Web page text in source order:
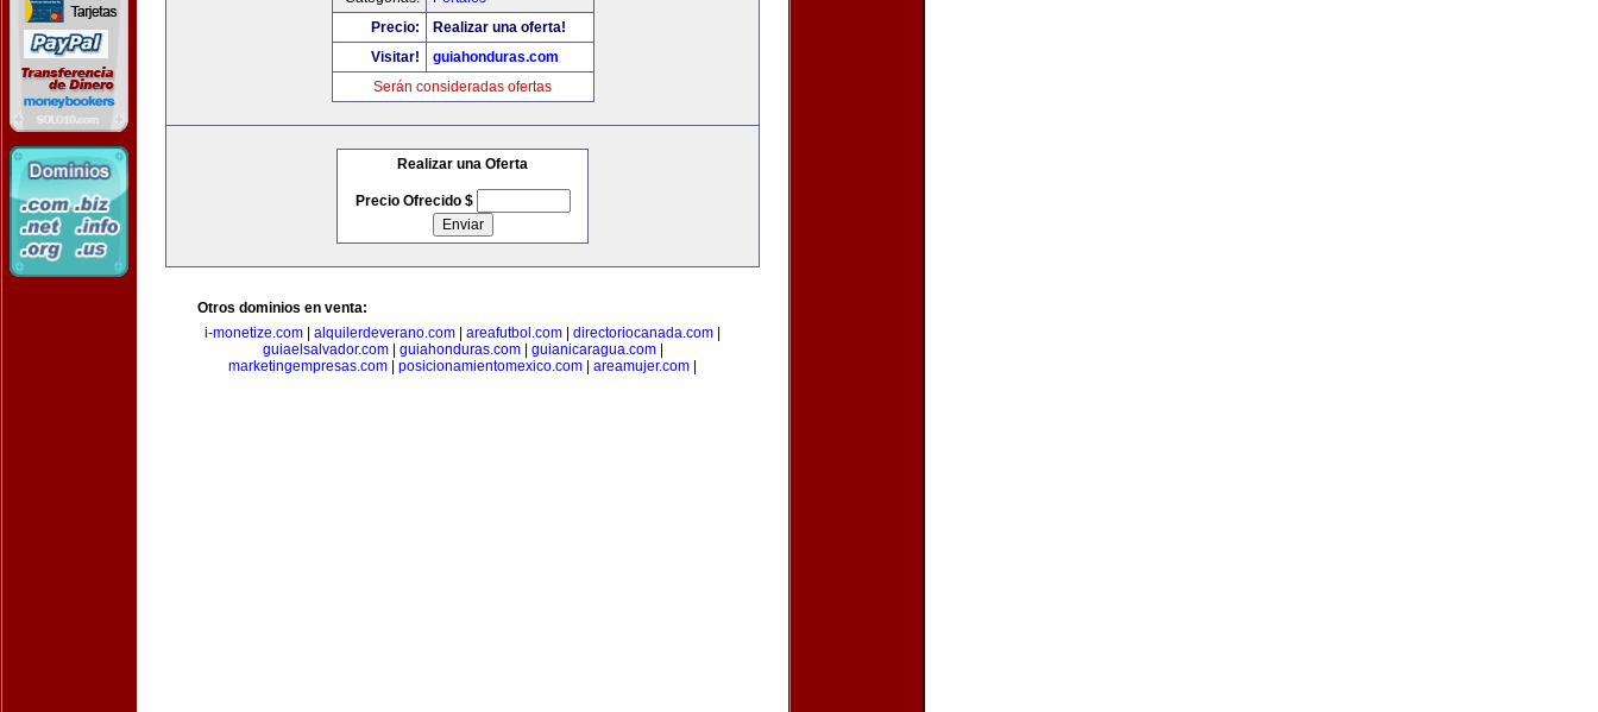
Precio:
Realizar una oferta!
Visitar!
guiahonduras.com
Serán consideradas ofertas
Realizar una Oferta
Precio Ofrecido $
Otros dominios en venta:
i-monetize.com
alquilerdeverano.com areafutbol.com directoriocanada.com
guiaelsalvador.com| guiahonduras.com| guianicaragua.com|
marketingempresas.com
posicionamientomexico.com areamujer.com